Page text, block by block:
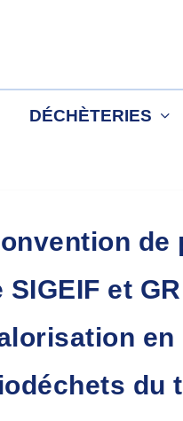
DÉCHÈTERIES
de
SIGEIF et
en
du